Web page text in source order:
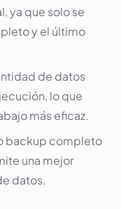
ya que solo se
y el último
de datos
lo que
más eficaz.
backup completo
una mejor
datos.